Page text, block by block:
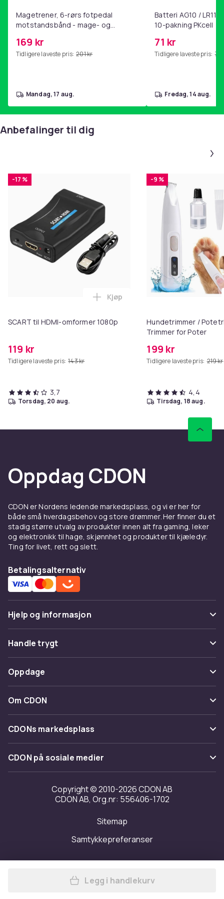
Magetrener, 6-rørs fotpedal
motstandsbånd - mage- og
hjemmegymnastikk Pink
169 kr
Tidligere laveste pris: 201 kr
mandag, 17 aug.
Batteri AG10 /
10-pakning PKcell
71 kr
Tidligere laveste pris: 76
fredag, 14 aug.
Anbefalinger til dig
-17 %
SCART til HDMI-omformer 1080p
119 kr
Tidligere laveste pris: 143 kr
Legg SCART til HDMI-omformer
Kjøp
3,7
torsdag, 20 aug.
-9 %
Hundetrimmer /
Trimmer for Poter
199 kr
Tidligere laveste pris: 219 kr
4,4
tirsdag, 18 aug.
Oppdag CDON
CDON er Nordens ledende markedsplass, og vi er her for
både små hverdagsbehov og store drømmer. Her finner du et
stadig større utvalg av produkter innen alt fra gaming, leker
og elektronikk til hage, skjønnhet og produkter til kjæledyr.
Ting for livet, rett og slett.
Betalingsalternativ
Hjelp og informasjon
Vanlige spørsmål
Spor pakke
Angre & returner her
Kontakt oss
Handle trygt
Betaling
Levering
Tilbakekallinger
Oppdage
Kategorier
Varemerker
Om CDON
Om oss
Kundeanmeldelser
Jobbe på CDON
Investor relations
Tilgjengelighet
CDONs markedsplass
Merchant Help Center
CDON på sosiale medier
Copyright © 2010-2026 CDON AB
CDON AB, Org.nr: 556406-1702
Sitemap
Samtykkepreferanser
Legg Calvin Klein
Legg i handlekurv